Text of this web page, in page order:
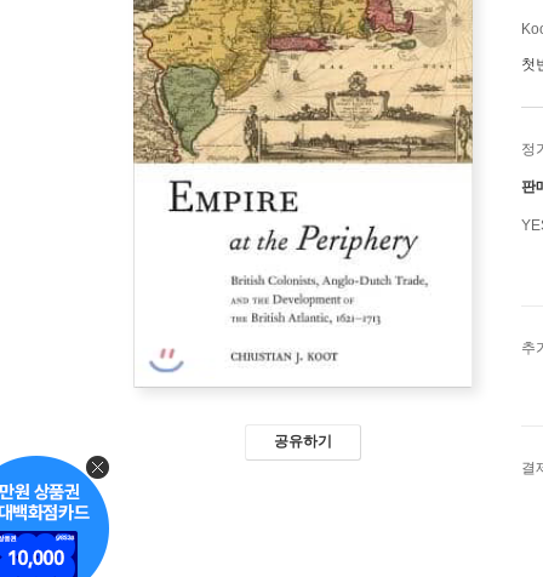
공유하기
첫
정
판
추
결